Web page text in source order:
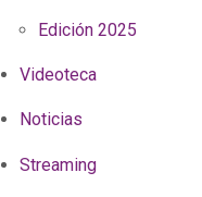
Edición 2025
Videoteca
Noticias
Streaming